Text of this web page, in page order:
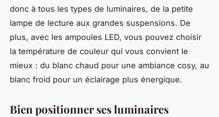
donc à tous les types de luminaires, de la petite
lampe de lecture aux grandes suspensions. De
plus, avec les ampoules LED, vous pouvez choisir
la température de couleur qui vous convient le
mieux : du blanc chaud pour une ambiance cosy, au
blanc froid pour un éclairage plus énergique.
Bien positionner ses luminaires